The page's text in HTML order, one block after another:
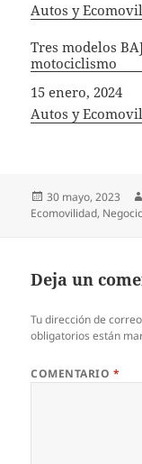
In relation to
Autos y
Tres modelos
motociclismo
Fecha
15 enero, 2024
In relation to
Autos y
Publicado
el
30 mayo, 2023
Ecomovilidad,
Deja un
Tu dirección de
obligatorios están
COMENTARIO *